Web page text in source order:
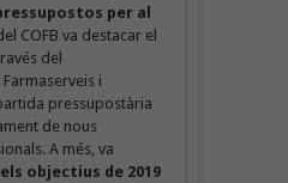
per al
COFB va destacar el
del
i
pressupostària
de nous
A més, va
objectius de 2019